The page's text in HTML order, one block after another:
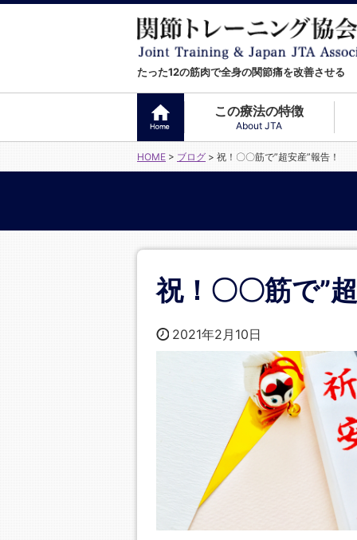
たった12の筋肉で全身の関節痛を改善させる
この療法の特徴
About JTA
HOME > ブログ> 祝！〇〇筋で”超安産”報告！
祝！〇〇筋で”
2021年2月10日